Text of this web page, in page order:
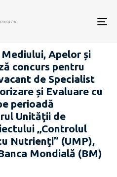
Apelor și
concurs pentru
de Specialist
și Evaluare cu
perioadă
Unităţii de
„Controlul
Nutrienţi” (UMP),
Mondială (BM)